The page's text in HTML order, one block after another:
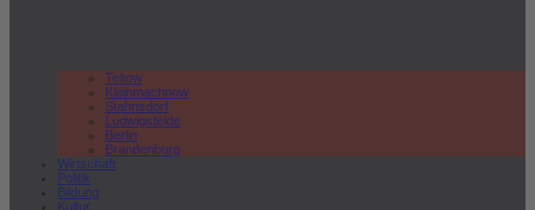
Teltow
Kleinmachnow
Stahnsdorf
Ludwigsfelde
Berlin
Brandenburg
Wirtschaft
Politik
Bildung
Kultur